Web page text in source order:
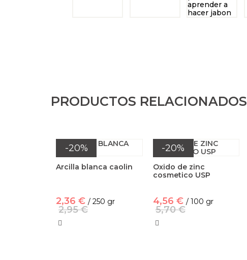
PRODUCTOS RELACIONADOS
-20%
Arcilla blanca caolin
2,36 € / 250 gr
2,95 €
-20%
Oxido de zinc
cosmetico USP
4,56 € / 100 gr
5,70 €